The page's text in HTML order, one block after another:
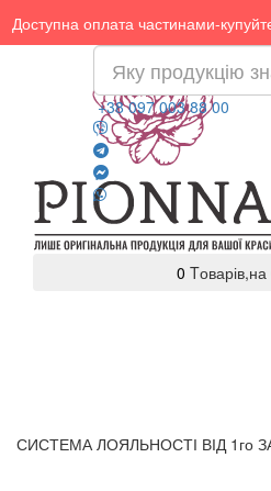
Доступна оплата частинами-
+38 097 003 88 00
0 Tоварів,на
СИСТЕМА ЛОЯЛЬНОСТІ ВІД 1го